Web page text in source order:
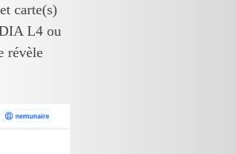
carte(s)
L4 ou
révèle